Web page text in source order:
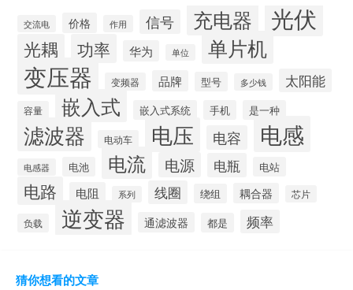
交流电 价格 作用 信号 充电器 光伏
光耦 功率 华为 单位 单片机
变压器 变频器 品牌 型号 多少钱 太阳能
容量 嵌入式 嵌入式系统 手机 是一种
滤波器 电动车 电压 电容 电感
电感器 电池 电流 电源 电瓶 电站
电路 电阻 系列 线圈 绕组 耦合器 芯片
负载 逆变器 通滤波器 都是 频率
猜你想看的文章